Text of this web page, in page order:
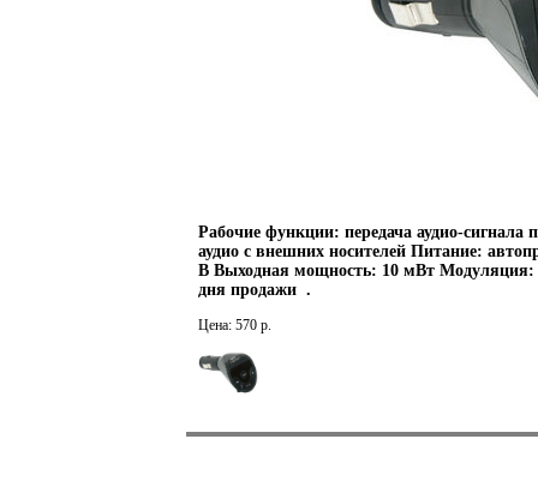
Рабочие функции: передача аудио-сигнала
аудио с внешних носителей Питание:
В Выходная мощность: 10 мВт Модуляция:
дня продажи .
Цена: 570 р.